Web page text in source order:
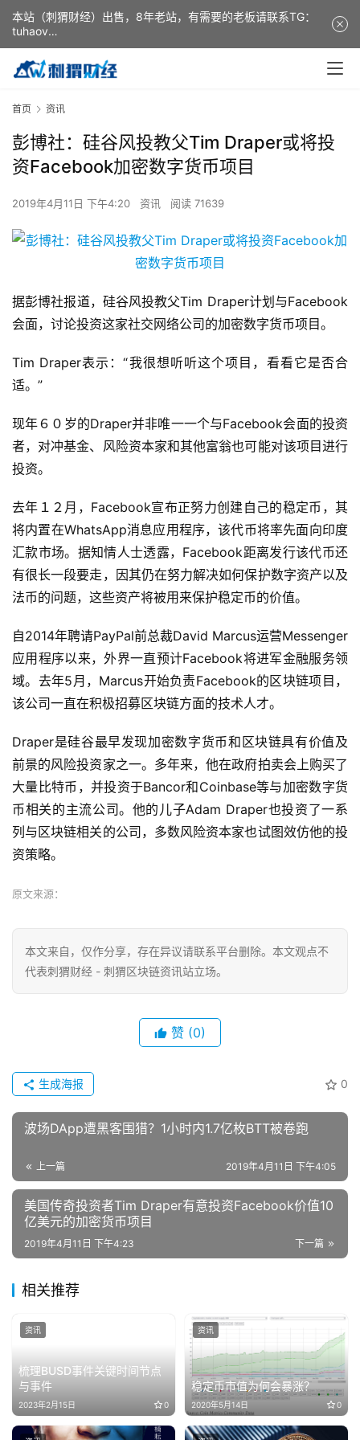
首页 资讯
彭博社：硅谷风投教父Tim Draper或将投
资Facebook加密数字货币项目
2019年4月11日 下午4:20 资讯 阅读 71639
据彭博社报道，硅谷风投教父Tim Draper计划与Facebook
会面，讨论投资这家社交网络公司的加密数字货币项目。
Tim Draper表示：“我很想听听这个项目，看看它是否合
适。”
现年６０岁的Draper并非唯一一个与Facebook会面的投资
者，对冲基金、风险资本家和其他富翁也可能对该项目进行
投资。
去年１２月，Facebook宣布正努力创建自己的稳定币，其
将内置在WhatsApp消息应用程序，该代币将率先面向印度
汇款市场。据知情人士透露，Facebook距离发行该代币还
有很长一段要走，因其仍在努力解决如何保护数字资产以及
法币的问题，这些资产将被用来保护稳定币的价值。
自2014年聘请PayPal前总裁David Marcus运营Messenger
应用程序以来，外界一直预计Facebook将进军金融服务领
域。去年5月，Marcus开始负责Facebook的区块链项目，
该公司一直在积极招募区块链方面的技术人才。
Draper是硅谷最早发现加密数字货币和区块链具有价值及
前景的风险投资家之一。多年来，他在政府拍卖会上购买了
大量比特币，并投资于Bancor和Coinbase等与加密数字货
币相关的主流公司。他的儿子Adam Draper也投资了一系
列与区块链相关的公司，多数风险资本家也试图效仿他的投
资策略。
原文来源：
本文来自 ，仅作分享，存在异议请联系平台删除。本文观点不
代表刺猬财经 - 刺猬区块链资讯站立场。
赞 (0)
0
生成海报
波场DApp遭黑客围猎？1小时内1.7亿枚BTT被卷跑
上一篇 2019年4月11日 下午4:05
美国传奇投资者Tim Draper有意投资Facebook价值10
亿美元的加密货币项目
下一篇
2019年4月11日 下午4:23
相关推荐
梳理BUSD事件关键时间节点
与事件
2023年2月15日 0
资讯
稳定币市值为何会暴涨？
2020年5月14日 0
资讯
本站（刺猬财经）出售，8年老站，有需要的老板请联系TG：
tuhaov
This website (ciweicaijing) is for sale. It is a 8-year-old
website. If you need it, please contact TG: tuhaov